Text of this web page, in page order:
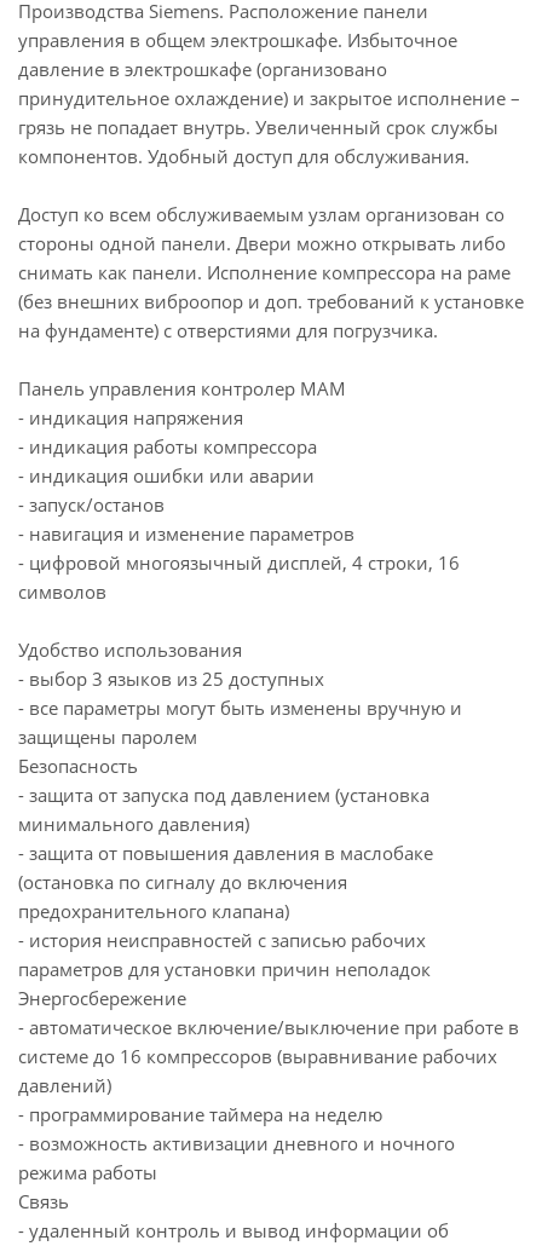
Производства Siemens. Расположение панели
управления в общем электрошкафе. Избыточное
давление в электрошкафе (организовано
принудительное охлаждение) и закрытое исполнение –
грязь не попадает внутрь. Увеличенный срок службы
компонентов. Удобный доступ для обслуживания.
Доступ ко всем обслуживаемым узлам организован со
стороны одной панели. Двери можно открывать либо
снимать как панели. Исполнение компрессора на раме
(без внешних виброопор и доп. требований к установке
на фундаменте) с отверстиями для погрузчика.
Панель управления контролер МАМ
- индикация напряжения
- индикация работы компрессора
- индикация ошибки или аварии
- запуск/останов
- навигация и изменение параметров
- цифровой многоязычный дисплей, 4 строки, 16
символов
Удобство использования
- выбор 3 языков из 25 доступных
- все параметры могут быть изменены вручную и
защищены паролем
Безопасность
- защита от запуска под давлением (установка
минимального давления)
- защита от повышения давления в маслобаке
(остановка по сигналу до включения
предохранительного клапана)
- история неисправностей с записью рабочих
параметров для установки причин неполадок
Энергосбережение
- автоматическое включение/выключение при работе в
системе до 16 компрессоров (выравнивание рабочих
давлений)
- программирование таймера на неделю
- возможность активизации дневного и ночного
режима работы
Связь
- удаленный контроль и вывод информации об